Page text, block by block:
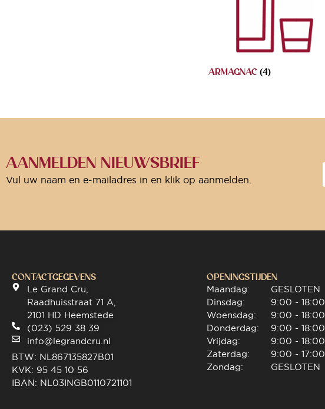
ARMAGNAC (4)
AANMELDEN NIEUWSBRIEF
Vul uw naam en e-mailadres in en klik op aanmelden.
CONTACTGEGEVENS
Le Grand Cru,
Raadhuisstraat 71 A,
2101 HD Heemstede
(023) 529 38 39
info@legrandcru.nl
BTW: NL867135827B01
KVK: 95 45 10 56
IBAN: NL03INGB0110721101
OPENINGSTIJDEN
Maandag:
Dinsdag:
Woensdag:
Donderdag:
Vrijdag:
Zaterdag:
Zondag:
GESLOTEN
9:00 - 18:00
9:00 - 18:00
9:00 - 18:00
9:00 - 18:00
9:00 - 17:00
GESLOTEN